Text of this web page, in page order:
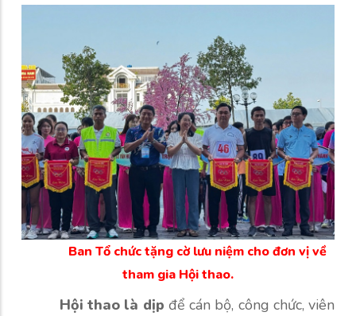
Ban Tổ chức tặng cờ lưu niệm cho đơn vị về
tham gia Hội thao.
Hội thao là dịp để cán bộ, công chức, viên